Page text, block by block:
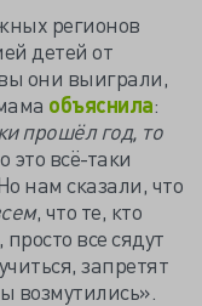
регионов
детей от
они выиграли,
объяснила:
прошёл год, то
это всё-таки
нам сказали, что
, что те, кто
все сядут
запретят
возмутились».